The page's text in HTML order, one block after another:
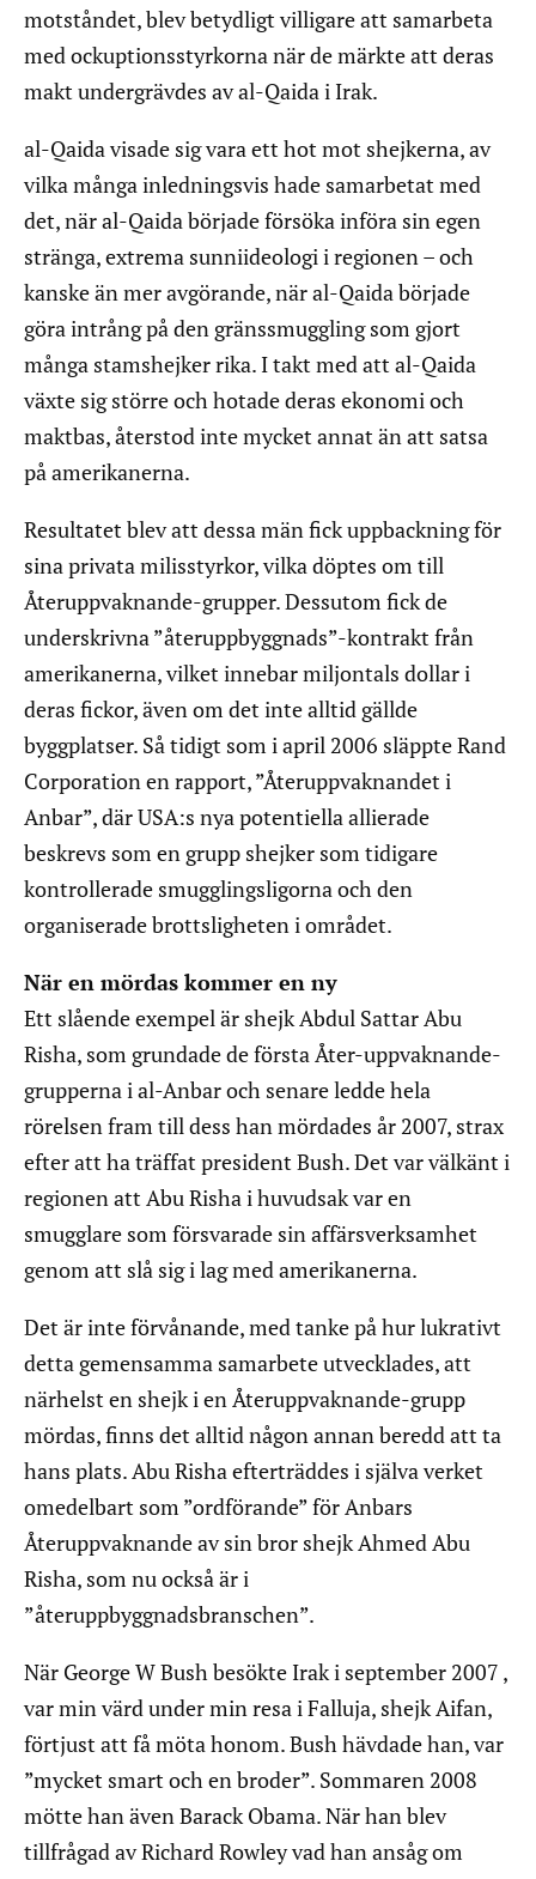
motståndet, blev betydligt villigare att samarbeta
med ockuptionsstyrkorna när de märkte att deras
makt undergrävdes av al-Qaida i Irak.
al-Qaida visade sig vara ett hot mot shejkerna, av
vilka många inledningsvis hade samarbetat med
det, när al-Qaida började försöka införa sin egen
stränga, extrema sunniideologi i regionen – och
kanske än mer avgörande, när al-Qaida började
göra intrång på den gränssmuggling som gjort
många stamshejker rika. I takt med att al-Qaida
växte sig större och hotade deras ekonomi och
maktbas, återstod inte mycket annat än att satsa
på amerikanerna.
Resultatet blev att dessa män fick uppbackning för
sina privata milisstyrkor, vilka döptes om till
Återuppvaknande-grupper. Dessutom fick de
underskrivna ”återuppbyggnads”-kontrakt från
amerikanerna, vilket innebar miljontals dollar i
deras fickor, även om det inte alltid gällde
byggplatser. Så tidigt som i april 2006 släppte Rand
Corporation en rapport, ”Återuppvaknandet i
Anbar”, där USA:s nya potentiella allierade
beskrevs som en grupp shejker som tidigare
kontrollerade smugglingsligorna och den
organiserade brottsligheten i området.
När en mördas kommer en ny
Ett slående exempel är shejk Abdul Sattar Abu
Risha, som grundade de första Åter-uppvaknande-
grupperna i al-Anbar och senare ledde hela
rörelsen fram till dess han mördades år 2007, strax
efter att ha träffat president Bush. Det var välkänt i
regionen att Abu Risha i huvudsak var en
smugglare som försvarade sin affärsverksamhet
genom att slå sig i lag med amerikanerna.
Det är inte förvånande, med tanke på hur lukrativt
detta gemensamma samarbete utvecklades, att
närhelst en shejk i en Återuppvaknande-grupp
mördas, finns det alltid någon annan beredd att ta
hans plats. Abu Risha efterträddes i själva verket
omedelbart som ”ordförande” för Anbars
Återuppvaknande av sin bror shejk Ahmed Abu
Risha, som nu också är i
”återuppbyggnadsbranschen”.
När George W Bush besökte Irak i september 2007 ,
var min värd under min resa i Falluja, shejk Aifan,
förtjust att få möta honom. Bush hävdade han, var
”mycket smart och en broder”. Sommaren 2008
mötte han även Barack Obama. När han blev
tillfrågad av Richard Rowley vad han ansåg om